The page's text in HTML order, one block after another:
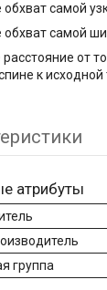
обхват самой
обхват самой
расстояние от
к исходной
атрибуты
группа